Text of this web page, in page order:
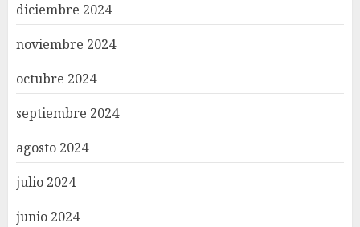
diciembre 2024
noviembre 2024
octubre 2024
septiembre 2024
agosto 2024
julio 2024
junio 2024